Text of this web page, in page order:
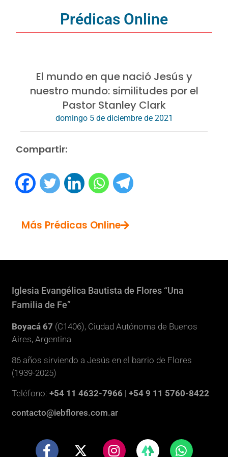
Prédicas Online
El mundo en que nació Jesús y
nuestro mundo: similitudes por el
Pastor Stanley Clark
domingo 5 de diciembre de 2021
Compartir:
Más Prédicas Online
Iglesia Evangélica Bautista de Flores “Una
Familia de Fe”
Boyacá 67 (C1406), Ciudad Autónoma de Buenos
Aires, Argentina
86 años sirviendo a Jesús en el barrio de Flores
(1939-2025)
Teléfono:+54 11 4632-7966 | +54 9 11 5760-8422
contacto@iebflores.com.ar
F
X
I
W